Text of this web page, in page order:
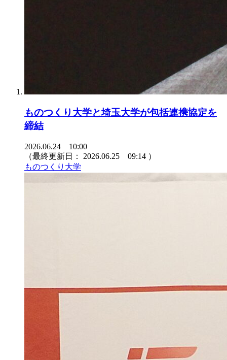
ものつくり大学と埼玉大学が包括連携協定を
締結
2026.06.24 10:00
（最終更新日： 2026.06.25 09:14 ）
ものつくり大学